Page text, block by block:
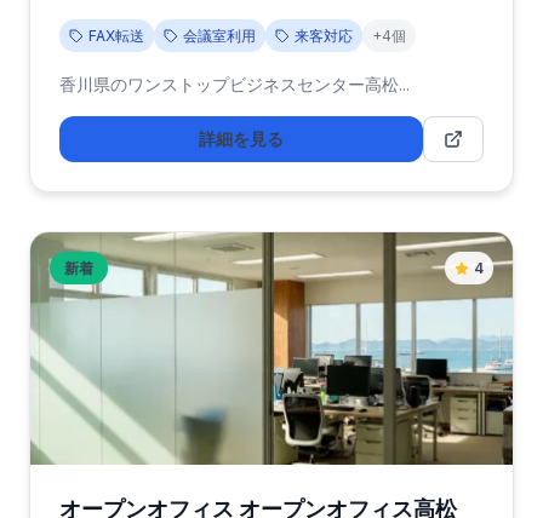
FAX転送 会議室利用 来客対応 +4個
香川県のワンストップビジネスセンター高松...
詳細を見る
新着 4
オープンオフィス オープンオフィス高松